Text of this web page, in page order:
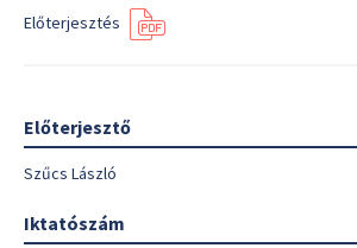
Előterjesztés
Előterjesztő
Szűcs László
Iktatószám